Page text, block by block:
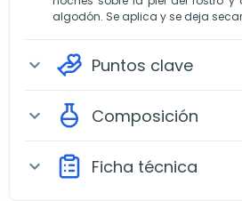
algodón. Se aplica y se deja
expand_more Puntos clave
expand_more Composición
expand_more Ficha técnica